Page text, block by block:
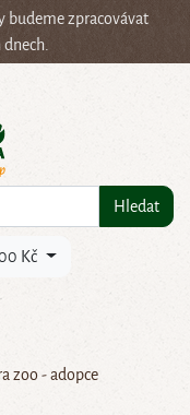
budeme zpracovávat
Hledat
Kč
zoo - adopce